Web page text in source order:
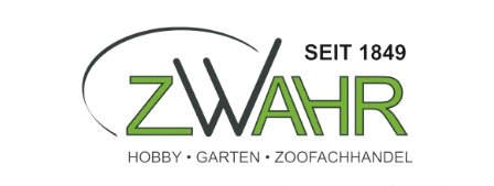
Zum Hauptinhalt springen